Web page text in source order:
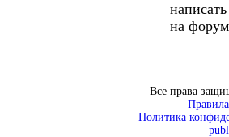
на
Все права
Политика